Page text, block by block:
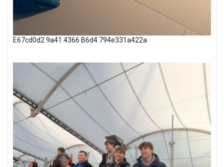
E67cd0d2 9a41 4366 B6d4 794e331a422a